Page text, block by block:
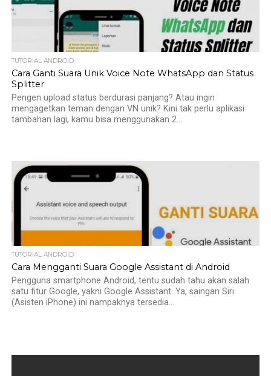
TUTORIAL ANDROID
Cara Ganti Suara Unik Voice Note WhatsApp dan Status
Splitter
Pengen upload status berdurasi panjang? Atau ingin
mengagetkan teman dengan VN unik? Kini tak perlu aplikasi
tambahan lagi, kamu bisa menggunakan 2...
TUTORIAL ANDROID
Cara Mengganti Suara Google Assistant di Android
Pengguna smartphone Android, tentu sudah tahu akan salah
satu fitur Google, yakni Google Assistant. Ya, saingan Siri
(Asisten iPhone) ini nampaknya tersedia...